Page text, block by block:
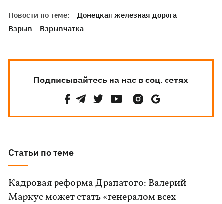
Новости по теме:
Донецкая железная дорога
Взрыв
Взрывчатка
Подписывайтесь на нас в соц. сетях
Статьи по теме
Кадровая реформа Драпатого: Валерий
Маркус может стать «генералом всех